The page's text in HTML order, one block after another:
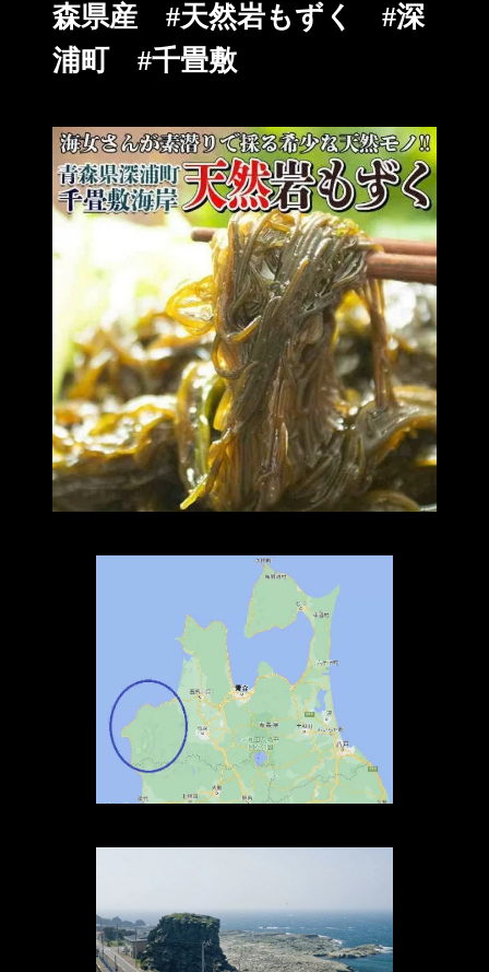
森県産 #天然岩もずく #深
浦町 #千畳敷